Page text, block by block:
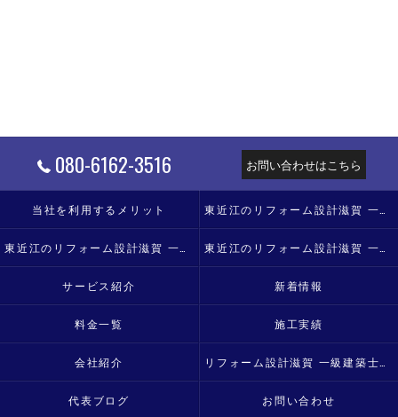
080-6162-3516 お問い合わせはこちら
当社を利用するメリット
サービス紹介 新着情報
料金一覧 施工実績
会社紹介
代表ブログ お問い合わせ